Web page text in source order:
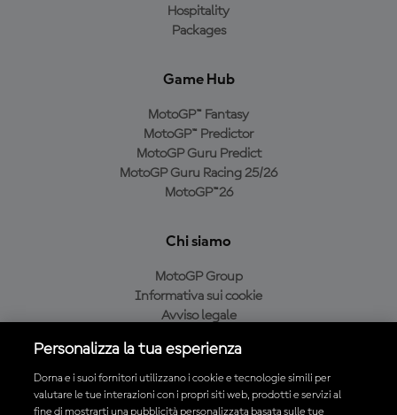
Hospitality
Packages
Game Hub
MotoGP™ Fantasy
MotoGP™ Predictor
MotoGP Guru Predict
MotoGP Guru Racing 25/26
MotoGP™26
Chi siamo
MotoGP Group
Informativa sui cookie
Avviso legale
Condizioni di acquisto
Personalizza la tua esperienza
Dorna e i suoi fornitori utilizzano i cookie e tecnologie simili per
valutare le tue interazioni con i propri siti web, prodotti e servizi al
fine di mostrarti una pubblicità personalizzata basata sulle tue